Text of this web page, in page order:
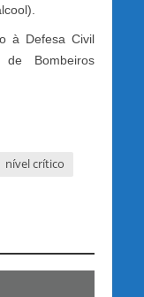
à Defesa Civil
Bombeiros
nível crítico